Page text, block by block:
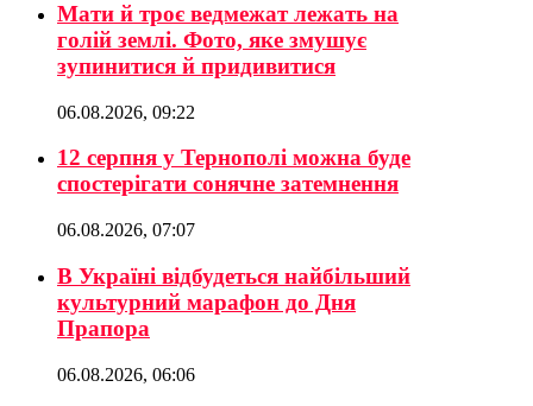
Мати й троє ведмежат лежать на
голій землі. Фото, яке змушує
зупинитися й придивитися
06.08.2026, 09:22
12 серпня у Тернополі можна буде
спостерігати сонячне затемнення
06.08.2026, 07:07
В Україні відбудеться найбільший
культурний марафон до Дня
Прапора
06.08.2026, 06:06